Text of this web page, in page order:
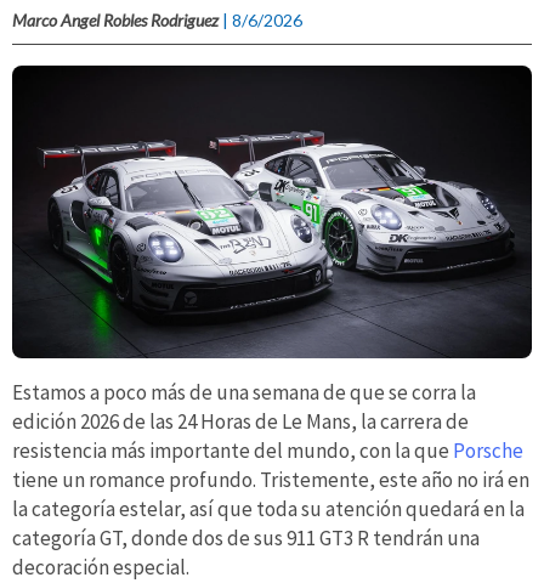
Marco Angel Robles Rodriguez | 8/6/2026
Estamos a poco más de una semana de que se corra la
edición 2026 de las 24 Horas de Le Mans, la carrera de
resistencia más importante del mundo, con la que Porsche
tiene un romance profundo. Tristemente, este año no irá en
la categoría estelar, así que toda su atención quedará en la
categoría GT, donde dos de sus 911 GT3 R tendrán una
decoración especial.